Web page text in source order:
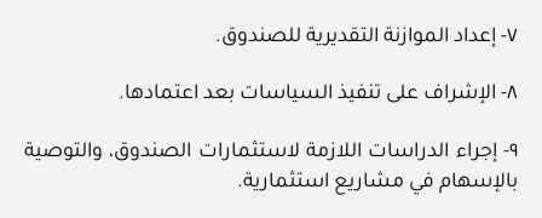
٧- إعداد الموازنة التقديرية للصندوق.
٨- الإشراف على تنفيذ السياسات بعد اعتمادها.
٩- إجراء الدراسات اللازمة لاستثمارات الصندوق، والتوصية
بالإسهام في مشاريع استثمارية.